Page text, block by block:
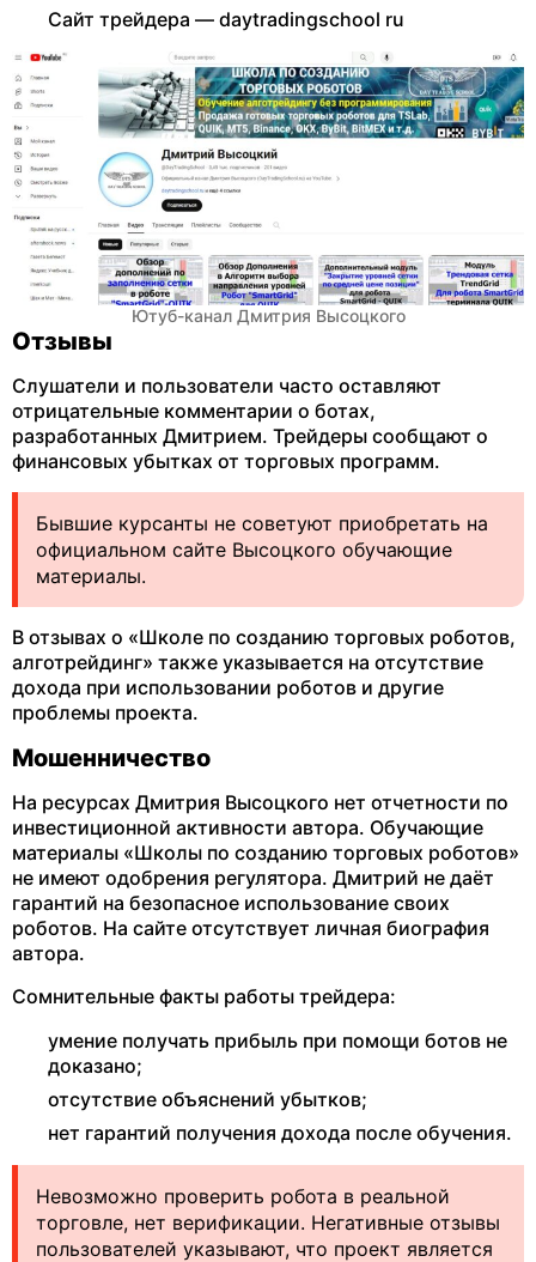
Сайт трейдера — daytradingschool ru
Ютуб-канал Дмитрия Высоцкого
Отзывы
Слушатели и пользователи часто оставляют
отрицательные комментарии о ботах,
разработанных Дмитрием. Трейдеры сообщают о
финансовых убытках от торговых программ.
Бывшие курсанты не советуют приобретать на
официальном сайте Высоцкого обучающие
материалы.
В отзывах о «Школе по созданию торговых роботов,
алготрейдинг» также указывается на отсутствие
дохода при использовании роботов и другие
проблемы проекта.
Мошенничество
На ресурсах Дмитрия Высоцкого нет отчетности по
инвестиционной активности автора. Обучающие
материалы «Школы по созданию торговых роботов»
не имеют одобрения регулятора. Дмитрий не даёт
гарантий на безопасное использование своих
роботов. На сайте отсутствует личная биография
автора.
Сомнительные факты работы трейдера:
умение получать прибыль при помощи ботов не
доказано;
отсутствие объяснений убытков;
нет гарантий получения дохода после обучения.
Невозможно проверить робота в реальной
торговле, нет верификации. Негативные отзывы
пользователей указывают, что проект является